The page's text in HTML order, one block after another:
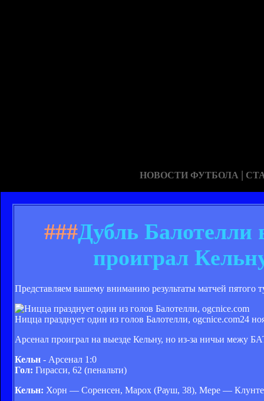
НОВОСТИ ФУТБОЛА |
###Дубль
проиграл
Представляем вашему вниманию результаты матчей пятого
Ницца празднует один из голов Балотелли, ogcnice.com24
Арсенал проиграл на выезде Кельну, но из-за ничьи межу
Кельн - Арсенал 1:0
Гол: Гирасси, 62 (пенальти)
Кельн: Хорн — Соренсен, Марох (Рауш, 38), Мере —